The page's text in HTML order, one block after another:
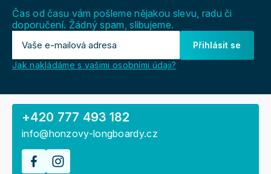
Čas od času vám pošleme nějakou slevu, radu či
doporučení. Žádný spam, slibujeme.
Přihlásit se
Jak nakládáme s vašimi osobními údaji?
+420 777 493 182
info@honzovy-longboardy.cz